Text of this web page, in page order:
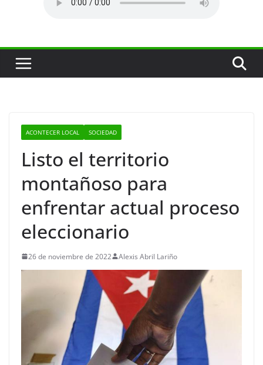
ACONTECER LOCAL SOCIEDAD
Listo el territorio
montañoso para
enfrentar actual proceso
eleccionario
26 de noviembre de 2022 Alexis Abril Lariño